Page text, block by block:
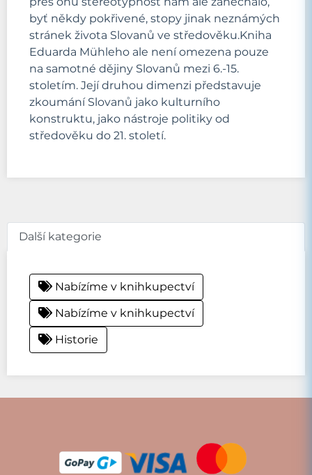
byť někdy pokřivené, stopy jinak neznámých
stránek života Slovanů ve středověku.Kniha
Eduarda Mühleho ale není omezena pouze
na samotné dějiny Slovanů mezi 6.-15.
stoletím. Její druhou dimenzi představuje
zkoumání Slovanů jako kulturního
konstruktu, jako nástroje politiky od
středověku do 21. století.
Další kategorie
Nabízíme v knihkupectví
Nabízíme v knihkupectví
Historie